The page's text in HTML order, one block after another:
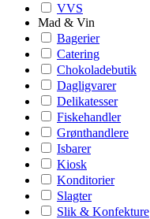
VVS
Mad & Vin
Bagerier
Catering
Chokoladebutik
Dagligvarer
Delikatesser
Fiskehandler
Grønthandlere
Isbarer
Kiosk
Konditorier
Slagter
Slik & Konfekture